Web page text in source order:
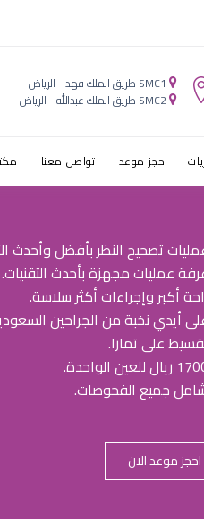
SMC1 طريق الملك فهد - الرياض
SMC2 طريق الملك عبدالله - الرياض
حجز موعد تواصل معنا
تصحيح النظر بأفضل وأحدث
عمليات مجهزة بأحدث التقنيات.
أكبر وإجراءات أكثر سلاسة.
أيدي نخبة من الجراحين
على تمارا.
جميع الفحوصات.
احجز موعد الان